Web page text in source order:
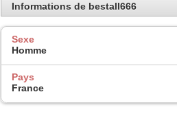
Informations de bestall666
Sexe
Homme
Pays
France